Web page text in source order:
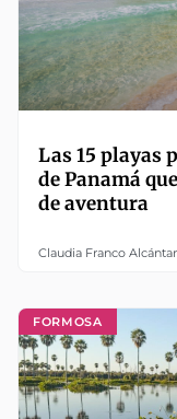
Las 15 playas
de Panamá
de aventura
Claudia Franco
FORMOSA